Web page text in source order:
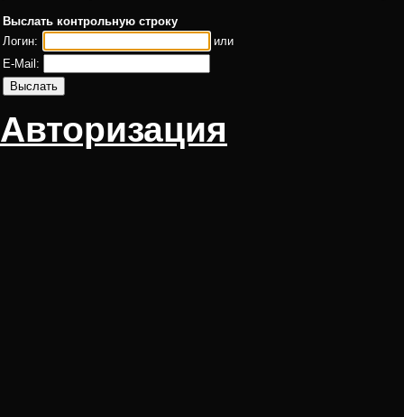
Выслать контрольную строку
Логин:
или
E-Mail:
Авторизация